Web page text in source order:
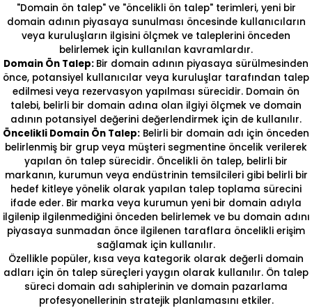
"Domain ön talep" ve "öncelikli ön talep" terimleri, yeni bir
domain adının piyasaya sunulması öncesinde kullanıcıların
veya kuruluşların ilgisini ölçmek ve taleplerini önceden
belirlemek için kullanılan kavramlardır.
Domain Ön Talep: Bir domain adının piyasaya sürülmesinden
önce, potansiyel kullanıcılar veya kuruluşlar tarafından talep
edilmesi veya rezervasyon yapılması sürecidir. Domain ön
talebi, belirli bir domain adına olan ilgiyi ölçmek ve domain
adının potansiyel değerini değerlendirmek için de kullanılır.
Öncelikli Domain Ön Talep: Belirli bir domain adı için önceden
belirlenmiş bir grup veya müşteri segmentine öncelik verilerek
yapılan ön talep sürecidir. Öncelikli ön talep, belirli bir
markanın, kurumun veya endüstrinin temsilcileri gibi belirli bir
hedef kitleye yönelik olarak yapılan talep toplama sürecini
ifade eder. Bir marka veya kurumun yeni bir domain adıyla
ilgilenip ilgilenmediğini önceden belirlemek ve bu domain adını
piyasaya sunmadan önce ilgilenen taraflara öncelikli erişim
sağlamak için kullanılır.
Özellikle popüler, kısa veya kategorik olarak değerli domain
adları için ön talep süreçleri yaygın olarak kullanılır. Ön talep
süreci domain adı sahiplerinin ve domain pazarlama
profesyonellerinin stratejik planlamasını etkiler.